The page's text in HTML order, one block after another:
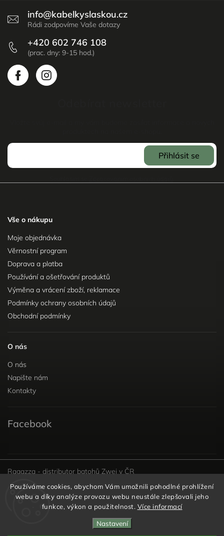
Používáme cookies, abychom Vám umožnili pohodlné prohlížení
webu a díky analýze provozu webu neustále zlepšovali jeho
funkce, výkon a použitelnost. Více informací
Nastavení
info@kabelkyslaskou.cz
+420 602 746 108
Přihlásit se
Vše o nákupu
Moje objednávka
Věrnostní program
Doprava a platba
Používání a ošetřování produktů
Výměna a vrácení zboží, reklamace
Podmínky ochrany osobních údajů
Obchodní podmínky
O nás
O nás
Napište nám
Kontakty
Facebook
Ragazza - distributor batohů Zwei v ČR
vyhrazena.